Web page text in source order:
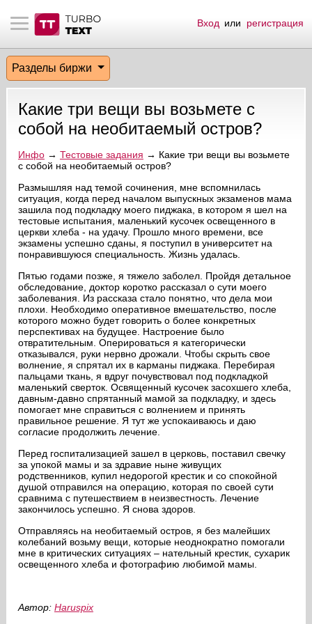
материалы
биржи
пользователи
эфир
на сайте
пользователей
сообщения
по форуму
Вход или регистрация
Разделы биржи
Какие три вещи вы возьмете с
собой на необитаемый остров?
Инфо→ Тестовые задания → Какие три вещи вы возьмете
с собой на необитаемый остров?
Размышляя над темой сочинения, мне вспомнилась
ситуация, когда перед началом выпускных экзаменов мама
зашила под подкладку моего пиджака, в котором я шел на
тестовые испытания, маленький кусочек освещенного в
церкви хлеба - на удачу. Прошло много времени, все
экзамены успешно сданы, я поступил в университет на
понравившуюся специальность. Жизнь удалась.
Пятью годами позже, я тяжело заболел. Пройдя детальное
обследование, доктор коротко рассказал о сути моего
заболевания. Из рассказа стало понятно, что дела мои
плохи. Необходимо оперативное вмешательство, после
которого можно будет говорить о более конкретных
перспективах на будущее. Настроение было
отвратительным. Оперироваться я категорически
отказывался, руки нервно дрожали. Чтобы скрыть свое
волнение, я спрятал их в карманы пиджака. Перебирая
пальцами ткань, я вдруг почувствовал под подкладкой
маленький сверток. Освященный кусочек засохшего хлеба,
давным-давно спрятанный мамой за подкладку, и здесь
помогает мне справиться с волнением и принять
правильное решение. Я тут же успокаиваюсь и даю
согласие продолжить лечение.
Перед госпитализацией зашел в церковь, поставил свечку
за упокой мамы и за здравие ныне живущих
родственников, купил недорогой крестик и со спокойной
душой отправился на операцию, которая по своей сути
сравнима с путешествием в неизвестность. Лечение
закончилось успешно. Я снова здоров.
Отправляясь на необитаемый остров, я без малейших
колебаний возьму вещи, которые неоднократно помогали
мне в критических ситуациях – нательный крестик, сухарик
освещенного хлеба и фотографию любимой мамы.
Автор: Haruspix